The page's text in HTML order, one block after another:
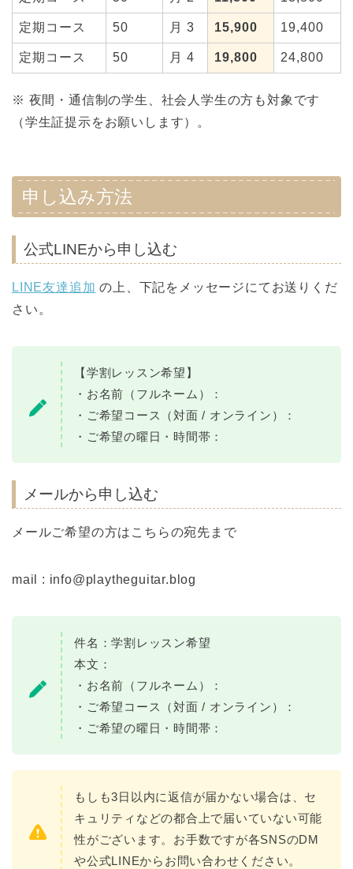
定期コース 50 月 3 15,900 19,400
定期コース 50 月 4 19,800 24,800
※ 夜間・通信制の学生、社会人学生の方も対象です
（学生証提示をお願いします）。
申し込み方法
公式LINEから申し込む
LINE友達追加 の上、下記をメッセージにてお送りくだ
さい。
【学割レッスン希望】
・お名前（フルネーム）：
・ご希望コース（対面 / オンライン）：
・ご希望の曜日・時間帯：
メールから申し込む
メールご希望の方はこちらの宛先まで
mail : info@playtheguitar.blog
件名：学割レッスン希望
本文：
・お名前（フルネーム）：
・ご希望コース（対面 / オンライン）：
・ご希望の曜日・時間帯：
もしも3日以内に返信が届かない場合は、セ
キュリティなどの都合上で届いていない可能
性がございます。お手数ですが各SNSのDM
や公式LINEからお問い合わせください。